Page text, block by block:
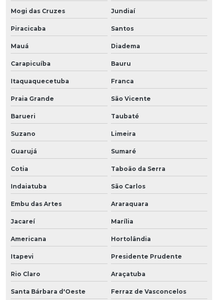
Mogi das Cruzes Jundiaí
Piracicaba Santos
Mauá Diadema
Carapicuíba Bauru
Itaquaquecetuba Franca
Praia Grande São Vicente
Barueri Taubaté
Suzano Limeira
Guarujá Sumaré
Cotia Taboão da Serra
Indaiatuba São Carlos
Embu das Artes Araraquara
Jacareí Marília
Americana Hortolândia
Itapevi Presidente Prudente
Rio Claro Araçatuba
Santa Bárbara d'Oeste Ferraz de Vasconcelos